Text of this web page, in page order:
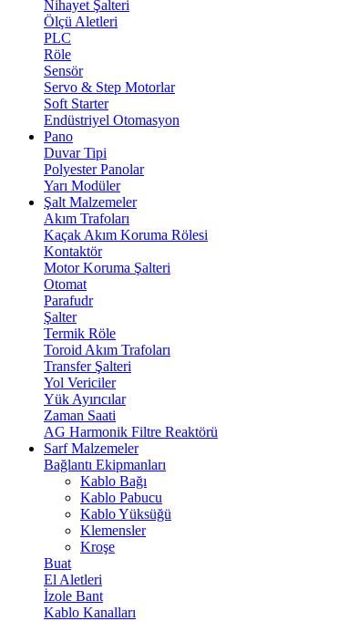
Nihayet Şalteri
Ölçü Aletleri
PLC
Röle
Sensör
Servo & Step Motorlar
Soft Starter
Endüstriyel Otomasyon
Pano
Duvar Tipi
Polyester Panolar
Yarı Modüler
Şalt Malzemeler
Akım Trafoları
Kaçak Akım Koruma Rölesi
Kontaktör
Motor Koruma Şalteri
Otomat
Parafudr
Şalter
Termik Röle
Toroid Akım Trafoları
Transfer Şalteri
Yol Vericiler
Yük Ayırıcılar
Zaman Saati
AG Harmonik Filtre Reaktörü
Sarf Malzemeler
Bağlantı Ekipmanları
Kablo Bağı
Kablo Pabucu
Kablo Yüksüğü
Klemensler
Kroşe
Buat
El Aletleri
İzole Bant
Kablo Kanalları